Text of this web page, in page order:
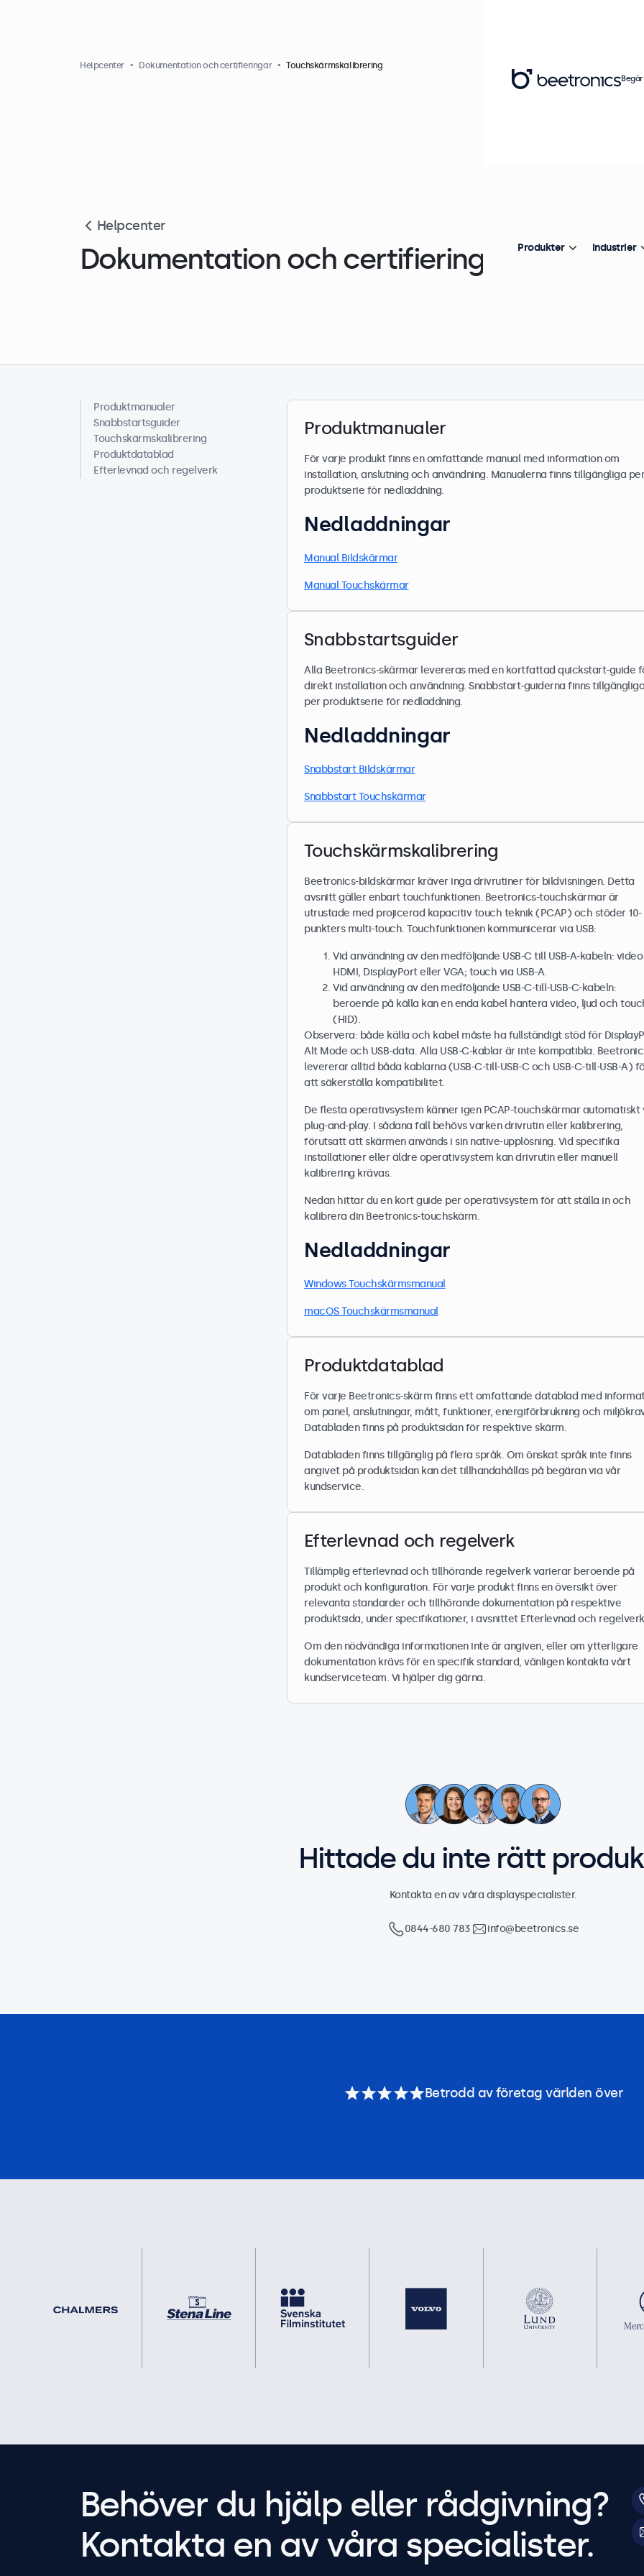
Helpcenter Dokumentation och certifieringar Touchskärmskalibrering
Helpcenter
Dokumentation och certifieringar
Helpcenter
Produktmanualer
Snabbstartsguider
Touchskärmskalibrering
Produktdatablad
Efterlevnad och regelverk
Produktmanualer
För varje produkt finns en omfattande manual med information om
installation, anslutning och användning. Manualerna finns tillgängliga per
produktserie för nedladdning.
Nedladdningar
Manual Bildskärmar
Manual Touchskärmar
Snabbstartsguider
Alla Beetronics-skärmar levereras med en kortfattad quickstart-guide
direkt installation och användning. Snabbstart-guiderna finns tillgängliga
per produktserie för nedladdning.
Nedladdningar
Snabbstart Bildskärmar
Snabbstart Touchskärmar
Touchskärmskalibrering
Beetronics-bildskärmar kräver inga drivrutiner för bildvisningen. Detta
avsnitt gäller enbart touchfunktionen. Beetronics-touchskärmar är
utrustade med projicerad kapacitiv touch teknik (PCAP) och stöder 10-
punkters multi-touch. Touchfunktionen kommunicerar via USB:
Vid användning av den medföljande USB-C till USB-A-kabeln:
HDMI, DisplayPort eller VGA; touch via USB-A.
Vid användning av den medföljande USB-C-till-USB-C-kabeln:
beroende på källa kan en enda kabel hantera video, ljud och
(HID).
Observera: både källa och kabel måste ha fullständigt stöd för
Alt Mode och USB-data. Alla USB-C-kablar är inte kompatibla.
levererar alltid båda kablarna (USB-C-till-USB-C och USB-C-till-USB-A)
att säkerställa kompatibilitet.
De flesta operativsystem känner igen PCAP-touchskärmar automatiskt
plug-and-play. I sådana fall behövs varken drivrutin eller kalibrering,
förutsatt att skärmen används i sin native-upplösning. Vid specifika
installationer eller äldre operativsystem kan drivrutin eller manuell
kalibrering krävas.
Nedan hittar du en kort guide per operativsystem för att ställa in och
kalibrera din Beetronics-touchskärm.
Nedladdningar
Windows Touchskärmsmanual
macOS Touchskärmsmanual
Produktdatablad
För varje Beetronics-skärm finns ett omfattande datablad med
om panel, anslutningar, mått, funktioner, energiförbrukning och
Databladen finns på produktsidan för respektive skärm.
Databladen finns tillgänglig på flera språk. Om önskat språk inte finns
angivet på produktsidan kan det tillhandahållas på begäran via vår
kundservice.
Efterlevnad och regelverk
Tillämplig efterlevnad och tillhörande regelverk varierar beroende på
produkt och konfiguration. För varje produkt finns en översikt över
relevanta standarder och tillhörande dokumentation på respektive
produktsida, under specifikationer, i avsnittet Efterlevnad och
Om den nödvändiga informationen inte är angiven, eller om ytterligare
dokumentation krävs för en specifik standard, vänligen kontakta vårt
kundserviceteam. Vi hjälper dig gärna.
Hittade du inte rätt
Kontakta en av våra displayspecialister.
0844-680 783 info@beetronics.se
Produkter Industrier
Betrodd av företag världen över
Behöver du hjälp eller rådgivning?
Kontakta en av våra specialister.